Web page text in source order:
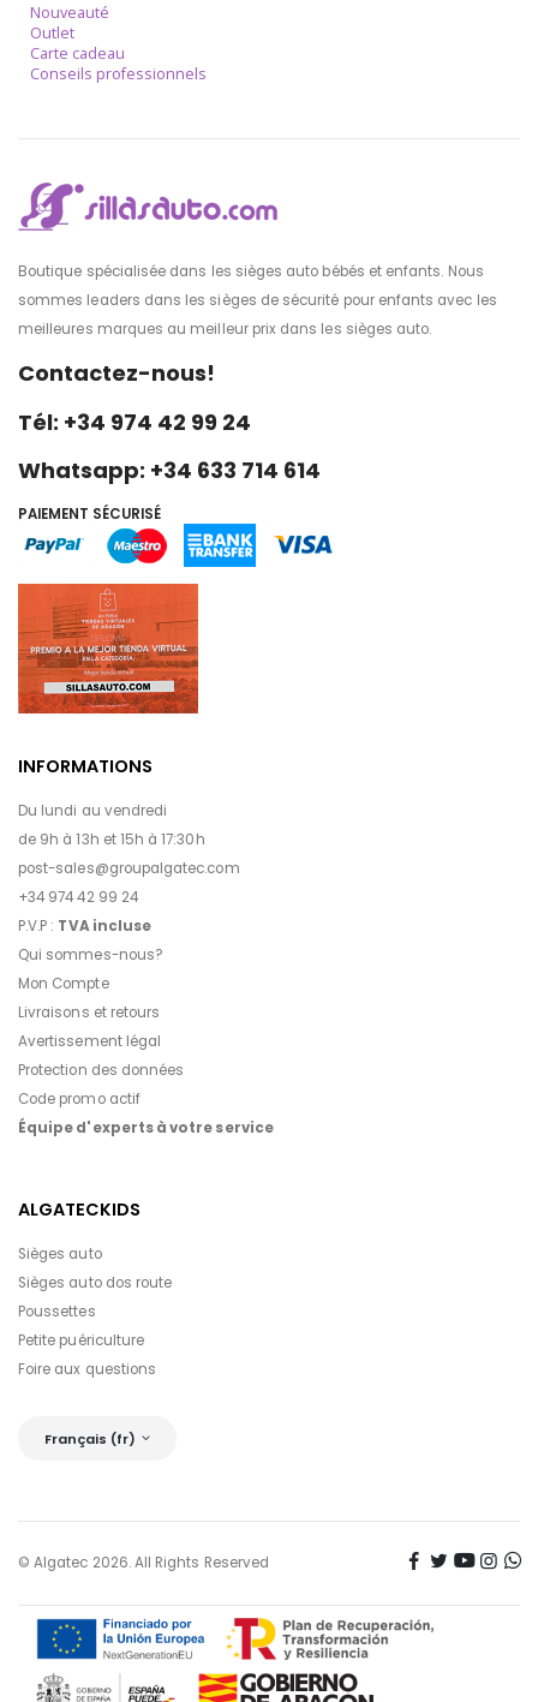
Nouveauté
Outlet
Carte cadeau
Conseils professionnels
Boutique spécialisée dans les sièges auto bébés et enfants. Nous
sommes leaders dans les sièges de sécurité pour enfants avec les
meilleures marques au meilleur prix dans les sièges auto.
Contactez-nous!
Tél: +34 974 42 99 24
Whatsapp: +34 633 714 614
PAIEMENT SÉCURISÉ
INFORMATIONS
Du lundi au vendredi
de 9h à 13h et 15h à 17:30h
post-sales@groupalgatec.com
+34 974 42 99 24
P.V.P : TVA incluse
Qui sommes-nous?
Mon Compte
Livraisons et retours
Avertissement légal
Protection des données
Code promo actif
Équipe d'experts à votre service
ALGATECKIDS
Sièges auto
Sièges auto dos route
Poussettes
Petite puériculture
Foire aux questions
Français (fr)
© Algatec 2026. All Rights Reserved